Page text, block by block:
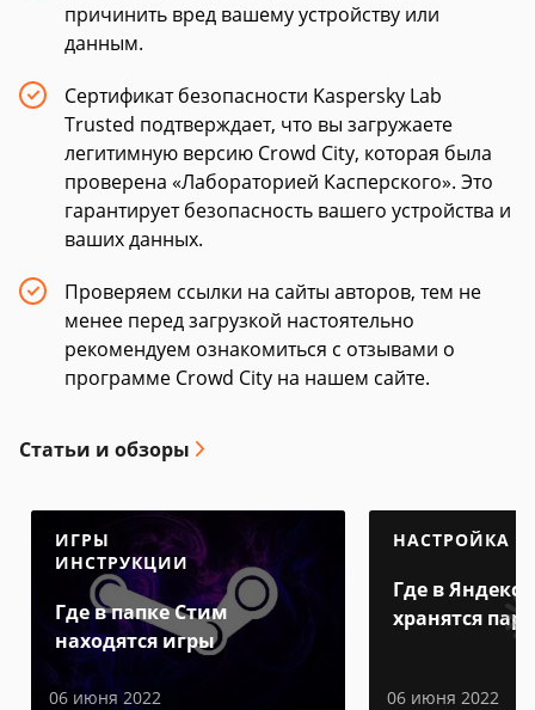
причинить вред вашему устройству или
данным.
Сертификат безопасности Kaspersky Lab
Trusted подтверждает, что вы загружаете
легитимную версию Crowd City, которая была
проверена «Лабораторией Касперского». Это
гарантирует безопасность вашего устройства и
ваших данных.
Проверяем ссылки на сайты авторов, тем не
менее перед загрузкой настоятельно
рекомендуем ознакомиться с отзывами о
программе Crowd City на нашем сайте.
Статьи и обзоры
ИГРЫ
ИНСТРУКЦИИ
Где в папке Стим
находятся игры
06 июня 2022
НАСТРОЙКА
Где в Яндекс
хранятся
06 июня 2022